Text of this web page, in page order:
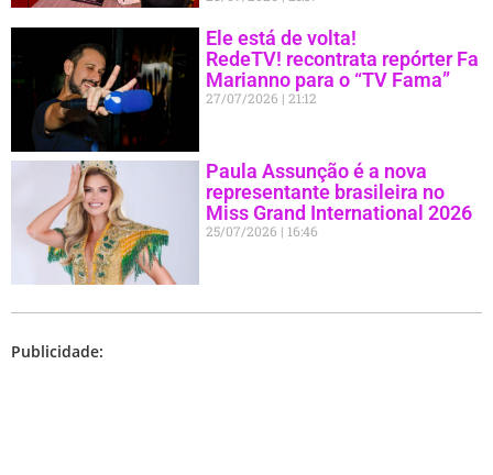
Ele está de volta!
RedeTV! recontrata repórter Fa
Marianno para o “TV Fama”
27/07/2026 21:12
Paula Assunção é a nova
representante brasileira no
Miss Grand International 2026
25/07/2026 16:46
Publicidade: